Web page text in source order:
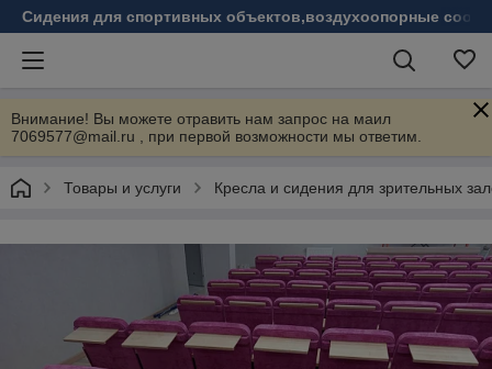
Сидения для спортивных объектов,воздухоопорные
Внимание! Вы можете отравить нам запрос на маил
7069577@mail.ru , при первой возможности мы ответим.
Товары и услуги Кресла и сидения для зрительных